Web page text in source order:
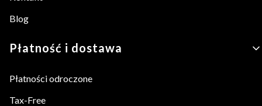
Blog
Płatność i dostawa
Płatności odroczone
Tax-Free